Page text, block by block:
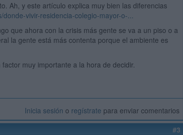
Ah, y este artículo explica muy bien las diferencias
vivir-residencia-colegio-mayor-o-...
que ahora con la crisis más gente se va a un piso o a
la gente está más contenta porque el ambiente es
muy importante a la hora de decidir.
Inicia sesión o regístrate para enviar comentarios
#3